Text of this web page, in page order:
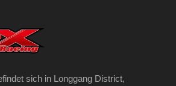
sich in Longgang District,